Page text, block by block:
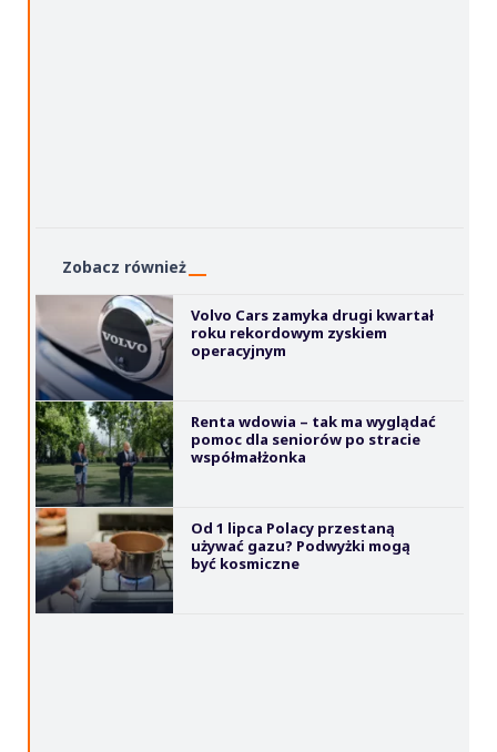
Zobacz również
Volvo Cars zamyka drugi kwartał
roku rekordowym zyskiem
operacyjnym
Renta wdowia – tak ma wyglądać
pomoc dla seniorów po stracie
współmałżonka
Od 1 lipca Polacy przestaną
używać gazu? Podwyżki mogą
być kosmiczne